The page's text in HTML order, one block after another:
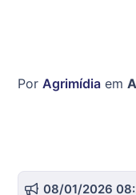
Por Agrimídia em
08/01/2026